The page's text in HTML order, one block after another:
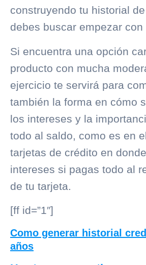
construyendo tu historial
debes buscar empezar con
Si encuentra una opción
producto con mucha
ejercicio te servirá para
también la forma en cómo
los intereses y la
todo al saldo, como es en
tarjetas de crédito en
intereses si pagas todo al
de tu tarjeta.
[ff id=”1″]
Como generar historial
años